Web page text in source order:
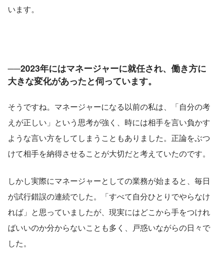
います。
──2023年にはマネージャーに就任され、働き方に
大きな変化があったと伺っています。
そうですね。マネージャーになる以前の私は、「自分の考
えが正しい」という思考が強く、時には相手を言い負かす
ような言い方をしてしまうこともありました。正論をぶつ
けて相手を納得させることが大切だと考えていたのです。
しかし実際にマネージャーとしての業務が始まると、毎日
が試行錯誤の連続でした。「すべて自分ひとりでやらなけ
れば」と思っていましたが、現実にはどこから手をつけれ
ばいいのか分からないことも多く、戸惑いながらの日々で
した。